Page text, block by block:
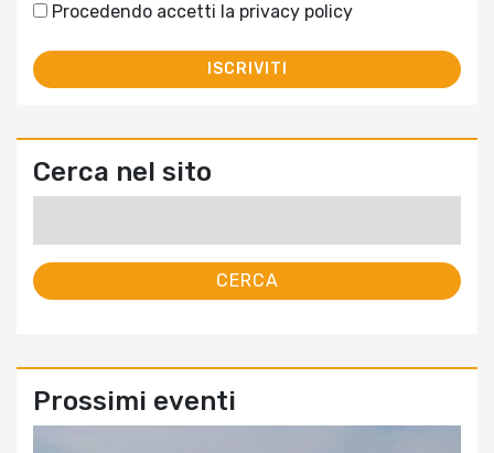
Procedendo accetti la privacy policy
Cerca nel sito
Prossimi eventi